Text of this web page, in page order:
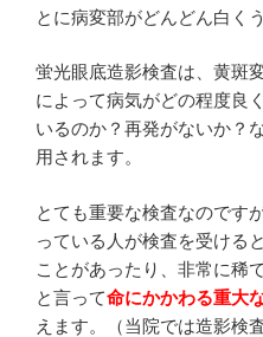
とに病変部がどんどん白く
蛍光眼底造影検査は、黄斑
によって病気がどの程度良
いるのか？再発がないか？
用されます。
とても重要な検査なのですが
っている人が検査を受ける
ことがあったり、非常に稀
と言って命にかかわる重大
えます。（当院では造影検